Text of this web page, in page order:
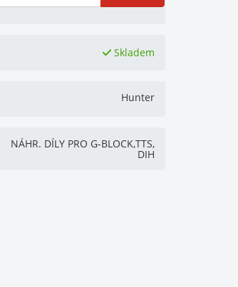
Skladem
Hunter
NÁHR. DÍLY PRO G-BLOCK,TTS,
DIH